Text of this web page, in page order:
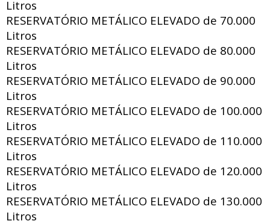
Litros
RESERVATÓRIO METÁLICO ELEVADO de 70.000
Litros
RESERVATÓRIO METÁLICO ELEVADO de 80.000
Litros
RESERVATÓRIO METÁLICO ELEVADO de 90.000
Litros
RESERVATÓRIO METÁLICO ELEVADO de 100.000
Litros
RESERVATÓRIO METÁLICO ELEVADO de 110.000
Litros
RESERVATÓRIO METÁLICO ELEVADO de 120.000
Litros
RESERVATÓRIO METÁLICO ELEVADO de 130.000
Litros